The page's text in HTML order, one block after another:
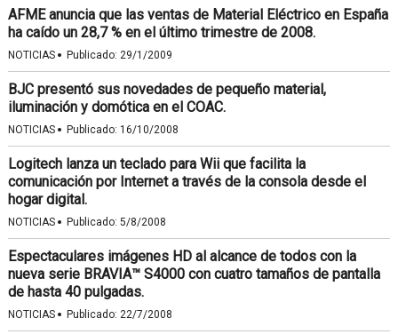
AFME anuncia que las ventas de Material Eléctrico en España
ha caído un 28,7 % en el último trimestre de 2008.
NOTICIAS · Publicado: 29/1/2009
BJC presentó sus novedades de pequeño material,
iluminación y domótica en el COAC.
NOTICIAS · Publicado: 16/10/2008
Logitech lanza un teclado para Wii que facilita la
comunicación por Internet a través de la consola desde el
hogar digital.
NOTICIAS · Publicado: 5/8/2008
Espectaculares imágenes HD al alcance de todos con la
nueva serie BRAVIA™ S4000 con cuatro tamaños de pantalla
de hasta 40 pulgadas.
NOTICIAS · Publicado: 22/7/2008